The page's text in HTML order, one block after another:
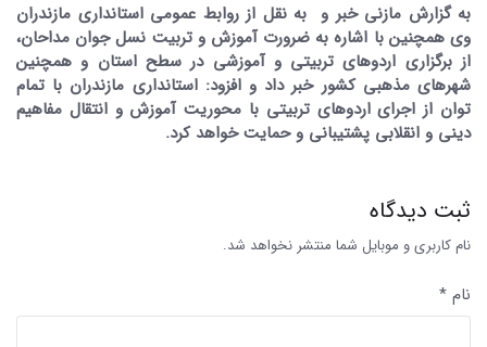
به گزارش مازنی خبر و به نقل از روابط عمومی استانداری مازندران
وی همچنین با اشاره به ضرورت آموزش و تربیت نسل جوان مداحان،
از برگزاری اردوهای تربیتی و آموزشی در سطح استان و همچنین
شهرهای مذهبی کشور خبر داد و افزود: استانداری مازندران با تمام
توان از اجرای اردوهای تربیتی با محوریت آموزش و انتقال مفاهیم
دینی و انقلابی پشتیبانی و حمایت خواهد کرد.
ثبت دیدگاه
نام کاربری و موبایل شما منتشر نخواهد شد.
نام *